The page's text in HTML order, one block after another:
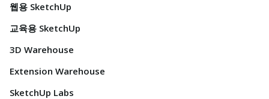
웹용 SketchUp
교육용 SketchUp
3D Warehouse
Extension Warehouse
SketchUp Labs